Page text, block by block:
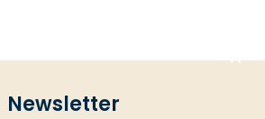
Newsletter